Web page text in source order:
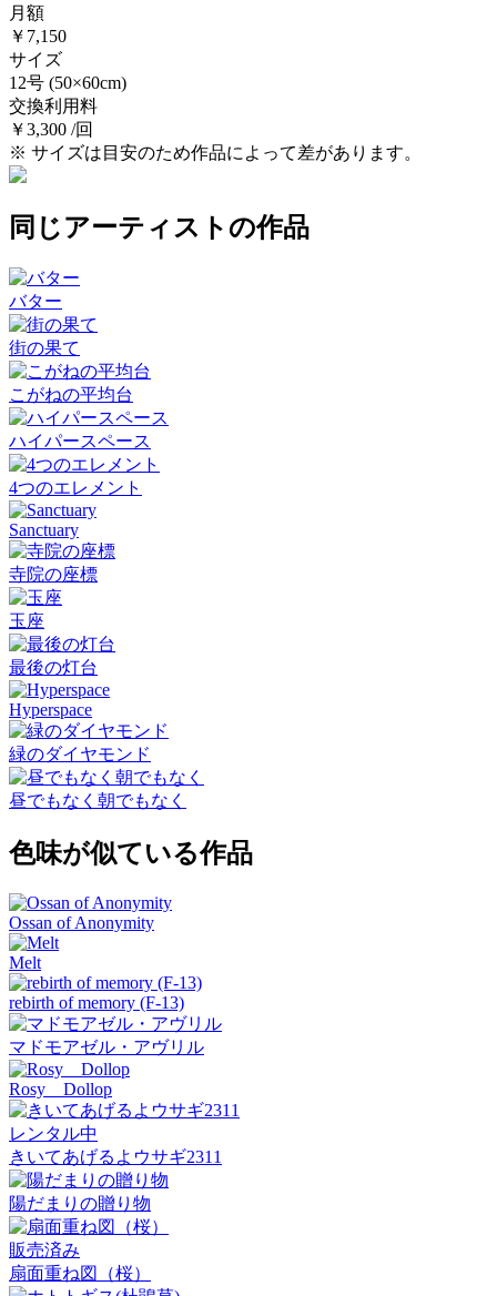
月額
￥7,150
サイズ
12号 (50×60cm)
交換利用料
￥3,300 /回
※ サイズは目安のため作品によって差があります。
同じアーティストの作品
バター
街の果て
こがねの平均台
ハイパースペース
4つのエレメント
Sanctuary
寺院の座標
玉座
最後の灯台
Hyperspace
緑のダイヤモンド
昼でもなく朝でもなく
色味が似ている作品
Ossan of Anonymity
Melt
rebirth of memory (F-13)
マドモアゼル・アヴリル
Rosy Dollop
レンタル中
きいてあげるよウサギ2311
陽だまりの贈り物
販売済み
扇面重ね図（桜）